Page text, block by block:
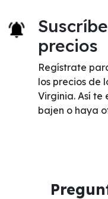
precios
Regístrate
los precios de
Virginia. Así te
bajen o haya